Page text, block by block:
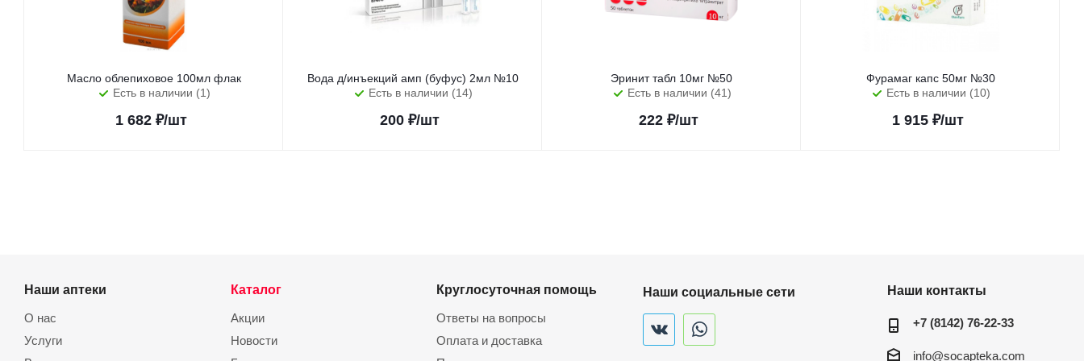
Масло облепиховое 100мл флак
Есть в наличии (1)
1 682₽/шт
Вода д/инъекций амп (буфус) 2мл №10
Есть в наличии (14)
200 ₽/шт
Эринит табл 10мг №50
Есть в наличии (41)
222 ₽/шт
Фурамаг капс 50мг №30
Есть в наличии (10)
1 915₽/шт
Наши аптеки
О нас
Услуги
Каталог
Акции
Новости
Круглосуточная помощь
Ответы на вопросы
Оплата и доставка
Наши социальные сети Наши контакты
+7 (8142) 76-22-33
info@socapteka.com